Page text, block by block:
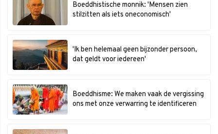
Boeddhistische monnik: 'Mensen zien
stilzitten als iets oneconomisch'
'Ik ben helemaal geen bijzonder persoon,
dat geldt voor iedereen'
Boeddhisme: We maken vaak de vergissing
ons met onze verwarring te identificeren